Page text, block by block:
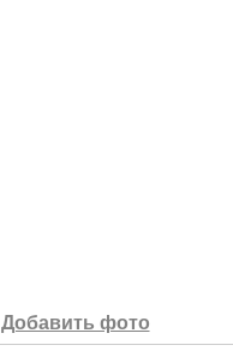
Добавить фото